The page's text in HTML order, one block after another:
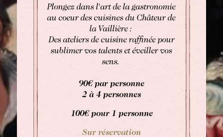
RÉSERVER
Réserver une chambre
Réserver une chambre
Réserver une table bistronomique
Pour les dates "sur demande",
Tel: +33 2 42 06 02 00
Plongez dans l'art de la gastronomie
au coeur des cuisines du Châteur de
la Vaillière :
Des ateliers de cuisine raffinée pour
sublimer vos talents et éveiller vos
sens.
90€ par personne
2 à 4 personnes
100€ pour 1 personne
Sur réservation